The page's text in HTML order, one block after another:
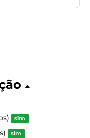
sim
sim